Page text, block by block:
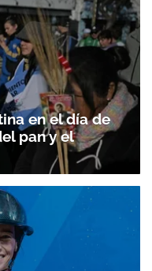
en el día de
pan y el